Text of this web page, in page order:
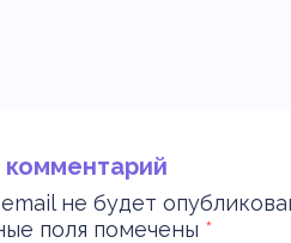
не будет
поля помечены *